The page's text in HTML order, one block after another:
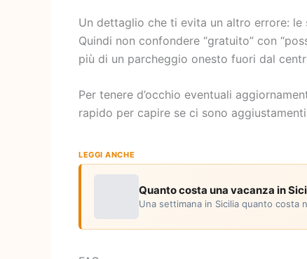
Un dettaglio che ti evita un altro errore:
Quindi non confondere “gratuito” con
più di un parcheggio onesto fuori dal
Per tenere d’occhio eventuali
rapido per capire se ci sono
LEGGI ANCHE
Quanto costa una vacanza in
Una settimana in Sicilia quanto costa